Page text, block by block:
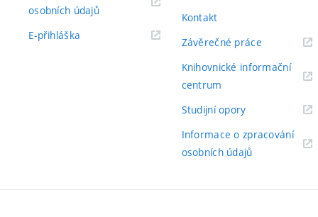
osobních údajů(externí
E-přihláška
Kontakt
Závěrečné práce(externí
Knihovnické informační
centrum
Studijní opory(externí
Informace o zpracování
osobních údajů(externí